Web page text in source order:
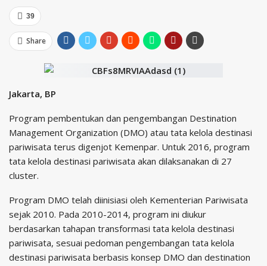
39
Share
Jakarta, BP
Program pembentukan dan pengembangan Destination
Management Organization (DMO) atau tata kelola destinasi
pariwisata terus digenjot Kemenpar. Untuk 2016, program
tata kelola destinasi pariwisata akan dilaksanakan di 27
cluster.
Program DMO telah diinisiasi oleh Kementerian Pariwisata
sejak 2010. Pada 2010-2014, program ini diukur
berdasarkan tahapan transformasi tata kelola destinasi
pariwisata, sesuai pedoman pengembangan tata kelola
destinasi pariwisata berbasis konsep DMO dan destination